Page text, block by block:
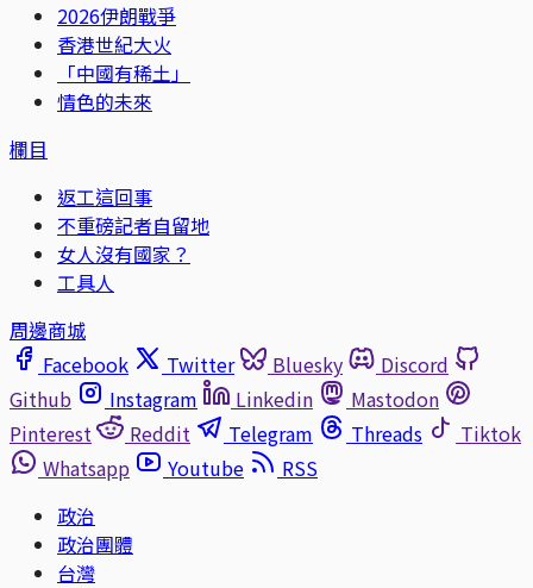
2026伊朗戰爭
香港世紀大火
「中國有稀土」
情色的未來
欄目
返工這回事
不重磅記者自留地
女人沒有國家？
工具人
周邊商城
Facebook
Twitter Bluesky
Discord
Github
Instagram Linkedin
Mastodon
Pinterest
Reddit Telegram Threads
Tiktok
Whatsapp
Youtube
RSS
政治
政治團體
台灣